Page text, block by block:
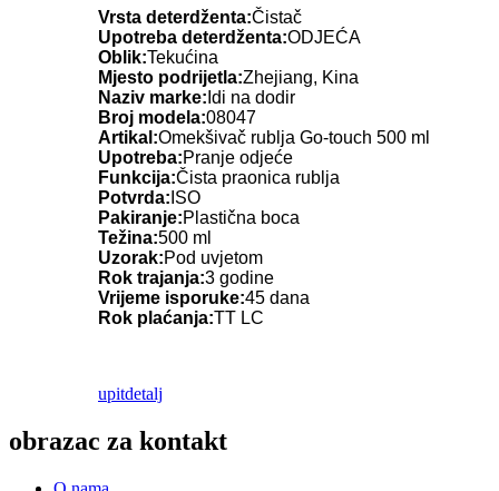
Vrsta deterdženta:Čistač
Upotreba deterdženta:ODJEĆA
Oblik:Tekućina
Mjesto podrijetla:Zhejiang, Kina
Naziv marke: Idi na dodir
Broj modela:08047
Artikal:Omekšivač rublja Go-touch 500 ml
Upotreba:Pranje odjeće
Funkcija:Čista praonica rublja
Potvrda: ISO
Pakiranje:Plastična boca
Težina:500 ml
Uzorak:Pod uvjetom
Rok trajanja:3 godine
Vrijeme isporuke:45 dana
Rok plaćanja:TT LC
upitdetalj
obrazac za kontakt